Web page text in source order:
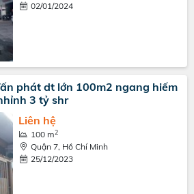
02/01/2024
phát dt lớn 100m2 ngang hiếm
3 tỷ shr
Liên hệ
100 m2
Quận 7, Hồ Chí Minh
25/12/2023